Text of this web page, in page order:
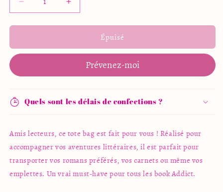
Réduire
la
quantité
Tote
one
chapter »
Augmenter
la
quantité
Tote
« just
one
chapter »
Épuisé
Prévenez-moi
Quels sont les délais de confections ?
Amis lecteurs, ce tote bag est fait pour vous ! Réalisé pour
accompagner vos aventures littéraires, il est parfait pour
transporter vos romans préférés, vos carnets ou même vos
emplettes. Un vrai must-have pour tous les bookAddict.